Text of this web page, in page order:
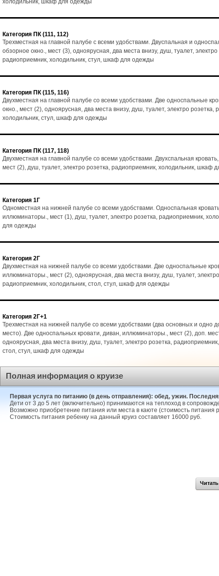
холодильник, шкаф для одежды
Категория ПК (111, 112)
Трехместная на главной палубе с всеми удобствами. Двуспальная и
обзорное окно., мест (3), одноярусная, два места внизу, душ, туалет, электро
радиоприемник, холодильник, стул, шкаф для одежды
Категория ПК (115, 116)
Двухместная на главной палубе со всеми удобствами. Две односпальные
окно., мест (2), одноярусная, два места внизу, душ, туалет, электро розетка,
холодильник, стул, шкаф для одежды
Категория ПК (117, 118)
Двухместная на главной палубе со всеми удобствами. Двухспальная
мест (2), душ, туалет, электро розетка, радиоприемник, холодильник, шкаф
Категория 1Г
Одноместная на нижней палубе со всеми удобствами. Односпальная
иллюминаторы., мест (1), душ, туалет, электро розетка, радиоприемник,
для одежды
Категория 2Г
Двухместная на нижней палубе со всеми удобствами. Две односпальные
иллюминаторы., мест (2), одноярусная, два места внизу, душ, туалет,
радиоприемник, холодильник, стол, стул, шкаф для одежды
Категория 2Г+1
Трехместная на нижней палубе со всеми удобствами (два основных и одно
место). Две односпальных кровати, диван, иллюминаторы., мест (2), доп.
одноярусная, два места внизу, душ, туалет, электро розетка,
стол, стул, шкаф для одежды
Полная информация о круизе
Первая услуга по питанию (в день отправления): обед, ужин.
Дети от 3 до 5 лет (включительно) принимаются на теплоход в
Возможно приобретение питания или места в каюте (стоимость питания
Стоимость питания ребенку на данный круиз составляет 16000 руб.